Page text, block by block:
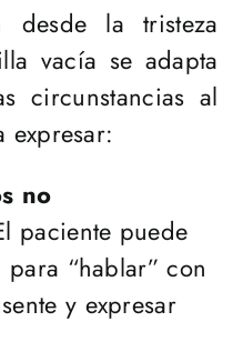
desde la tristeza
vacía se adapta
circunstancias al
expresar:
no
paciente puede
“hablar” con
y expresar